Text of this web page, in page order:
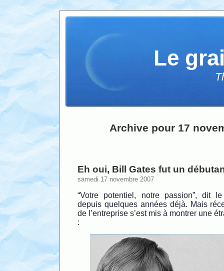
Le
Archive pour 17
Eh oui, Bill Gates fut un
samedi 17 novembre 2007
“Votre potentiel, notre passion”, dit
depuis quelques années déjà. Mais
de l’entreprise s’est mis à montrer une
: